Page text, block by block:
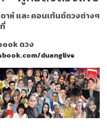
าห์ และ คอนเท้นต์ดวงต่างๆ
ดวง
duanglive